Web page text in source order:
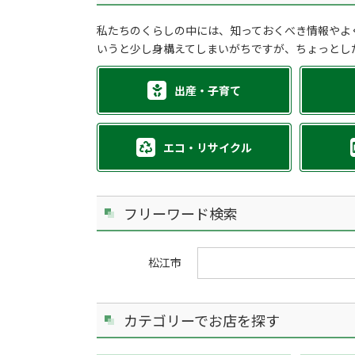
私たちのくらしの中には、知っておくべき情報や
いうと少し身構えてしまいがちですが、ちょっと
出産・子育て
エコ・リサイクル
フリーワード検索
松江市
カテゴリーでお店を探す